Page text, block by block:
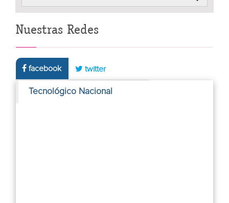
Nuestras Redes
facebook twitter
Tecnológico Nacional